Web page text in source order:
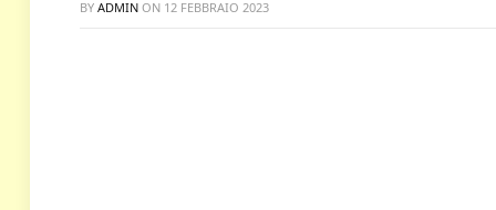
BY ADMIN ON 12 FEBBRAIO 2023